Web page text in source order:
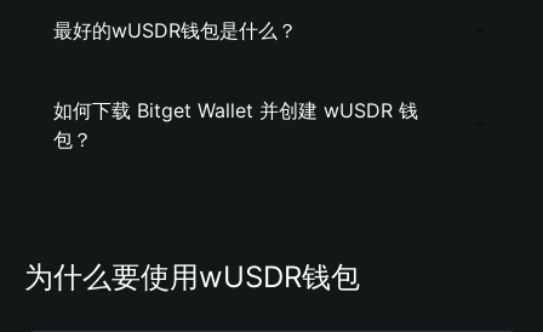
最好的wUSDR钱包是什么？
如何下载 Bitget Wallet 并创建 wUSDR 钱
包？
为什么要使用wUSDR钱包